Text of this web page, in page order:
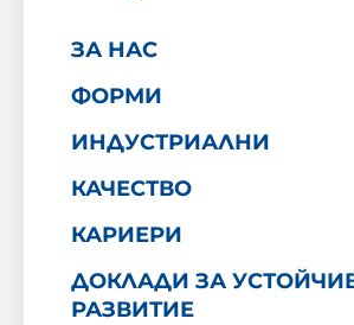
ЗА НАС
ФОРМИ
ИНДУСТРИАЛНИ
КАЧЕСТВО
КАРИЕРИ
ДОКЛАДИ ЗА
РАЗВИТИЕ